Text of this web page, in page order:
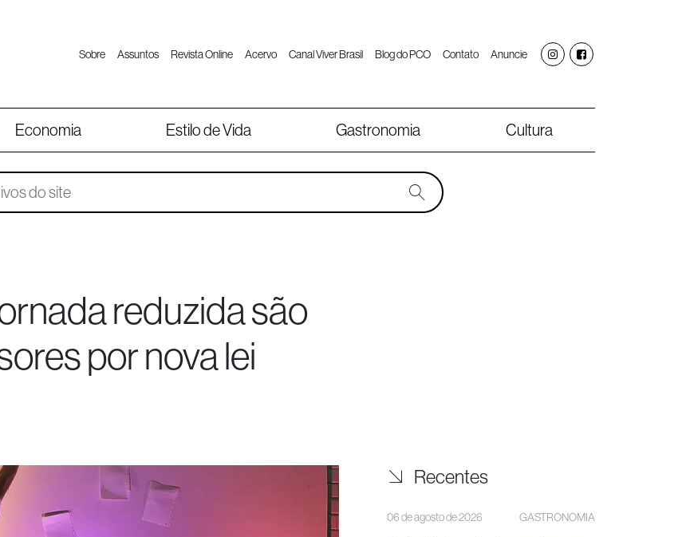
Sobre Assuntos Revista Online Acervo Canal Viver Brasil Blog do PCO Contato Anuncie
Economia Estilo de Vida Gastronomia Cultura
reduzida são
por nova lei
Recentes
06 de agosto de 2026 GASTRONOMIA